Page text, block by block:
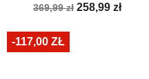
Cena
369,99 zł Cena
258,99 zł
-117,00 ZŁ